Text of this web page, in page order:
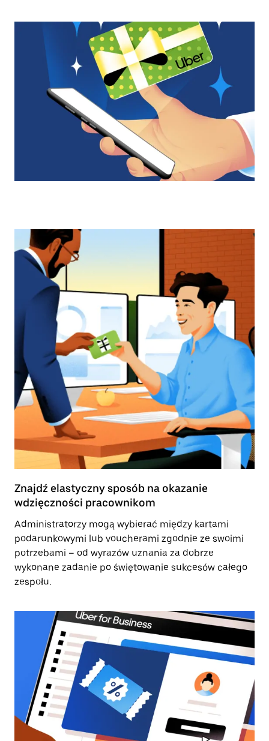
Znajdź elastyczny sposób na okazanie
wdzięczności pracownikom
Administratorzy mogą wybierać między kartami
podarunkowymi lub voucherami zgodnie ze swoimi
potrzebami – od wyrazów uznania za dobrze
wykonane zadanie po świętowanie sukcesów całego
zespołu.